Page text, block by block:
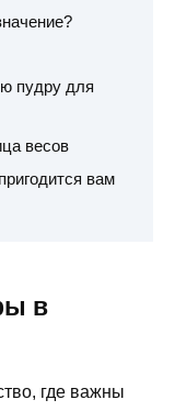
пудру для
весов
вам
в
где важны